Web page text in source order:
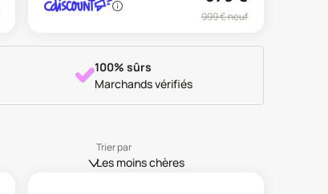
999€ neuf
100% sûrs
Marchands vérifiés
Trier par
Les moins chères